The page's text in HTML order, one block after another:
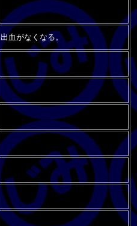
出血がなくなる。